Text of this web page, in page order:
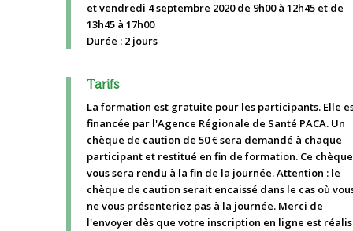
et vendredi 4 septembre 2020 de 9h00 à 12h45 et de
13h45 à 17h00
Durée : 2 jours
Tarifs
La formation est gratuite pour les participants. Elle
financée par l'Agence Régionale de Santé PACA. Un
chèque de caution de 50 € sera demandé à chaque
participant et restitué en fin de formation. Ce chèque
vous sera rendu à la fin de la journée. Attention : le
chèque de caution serait encaissé dans le cas où
ne vous présenteriez pas à la journée. Merci de
l'envoyer dès que votre inscription en ligne est